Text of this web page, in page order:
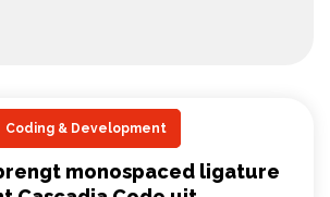
Coding & Development
monospaced ligature